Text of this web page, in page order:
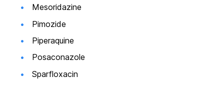
Mesoridazine
Pimozide
Piperaquine
Posaconazole
Sparfloxacin